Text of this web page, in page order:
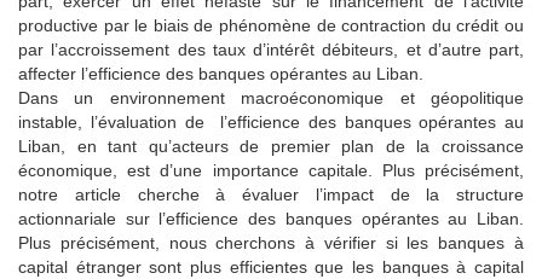
productive par le biais de phénomène de contraction du crédit ou
par l’accroissement des taux d’intérêt débiteurs, et d’autre part,
affecter l’efficience des banques opérantes au Liban.
Dans un environnement macroéconomique et géopolitique
instable, l’évaluation de l’efficience des banques opérantes au
Liban, en tant qu’acteurs de premier plan de la croissance
économique, est d’une importance capitale. Plus précisément,
notre article cherche à évaluer l’impact de la structure
actionnariale sur l’efficience des banques opérantes au Liban.
Plus précisément, nous cherchons à vérifier si les banques à
capital étranger sont plus efficientes que les banques à capital